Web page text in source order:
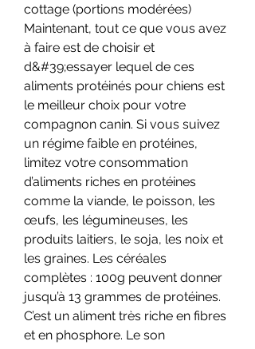
cottage (portions modérées)
Maintenant, tout ce que vous avez
à faire est de choisir et
d&#39;essayer lequel de ces
aliments protéinés pour chiens est
le meilleur choix pour votre
compagnon canin. Si vous suivez
un régime faible en protéines,
limitez votre consommation
d’aliments riches en protéines
comme la viande, le poisson, les
œufs, les légumineuses, les
produits laitiers, le soja, les noix et
les graines. Les céréales
complètes : 100g peuvent donner
jusqu’à 13 grammes de protéines.
C’est un aliment très riche en fibres
et en phosphore. Le son